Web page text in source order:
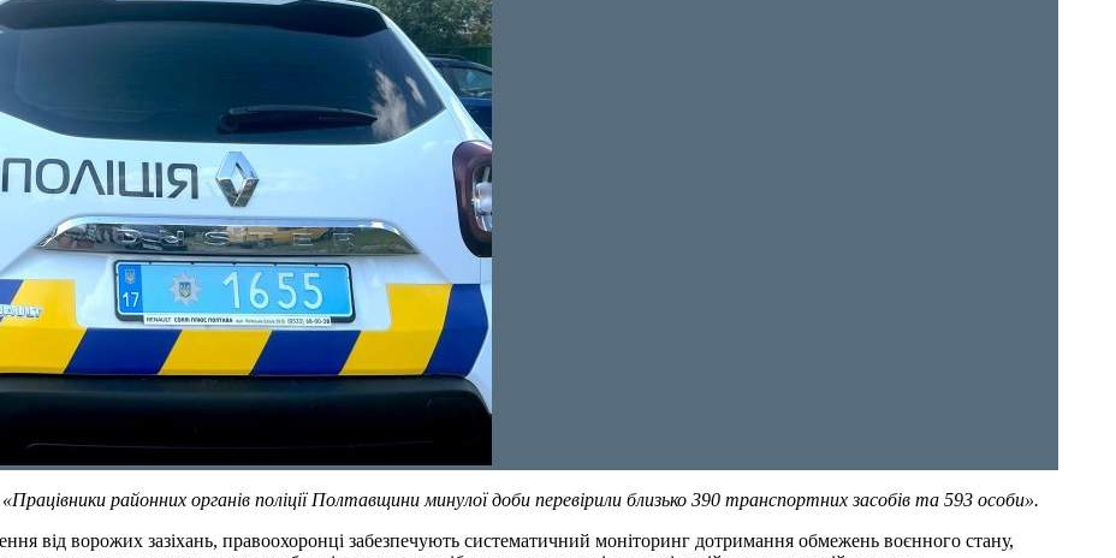
«Працівники районних органів поліції Полтавщини минулої доби перевірили близько 390 транспортних засобів та 593 особи».
від ворожих зазіхань, правоохоронці забезпечують систематичний моніторинг дотримання обмежень воєнного стану,